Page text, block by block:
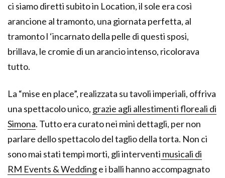
ci siamo diretti subito in Location, il sole era così
arancione al tramonto, una giornata perfetta, al
tramonto l ‘incarnato della pelle di questi sposi,
brillava, le cromie di un arancio intenso, ricolorava
tutto.
La “mise en place”, realizzata su tavoli imperiali, offriva
una spettacolo unico, grazie agli allestimenti floreali di
Simona. Tutto era curato nei mini dettagli, per non
parlare dello spettacolo del taglio della torta. Non ci
sono mai stati tempi morti, gli interventi musicali di
RM Events & Weddinge i balli hanno accompagnato